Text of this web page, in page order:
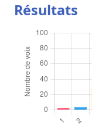
Résultats